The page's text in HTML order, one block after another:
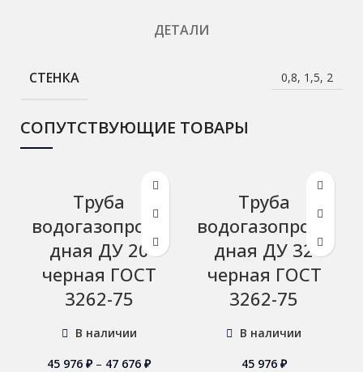
ДЕТАЛИ
СТЕНКА 0,8, 1,5, 2
СОПУТСТВУЮЩИЕ ТОВАРЫ
Труба
водогазопрово
дная ДУ 20
черная ГОСТ
3262-75
В наличии
45 976 ₽ – 47 676 ₽
Труба
водогазопрово
дная ДУ 32
черная ГОСТ
3262-75
В наличии
45 976 ₽